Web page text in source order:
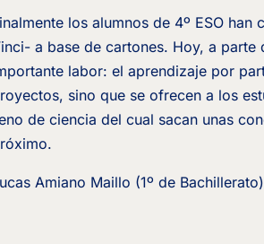
los alumnos de 4º ESO
a base de cartones. Hoy, a
labor: el aprendizaje por
sino que se ofrecen a los
de ciencia del cual sacan unas
Amiano Maillo (1º de Bachillerato)